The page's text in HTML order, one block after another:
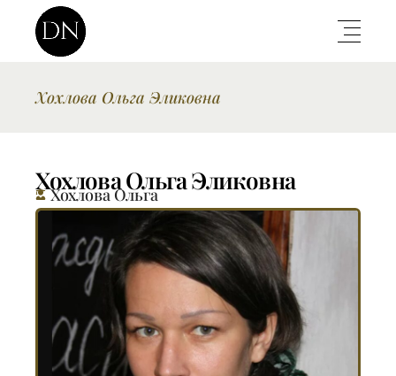
Хохлова Ольга Эликовна
Хохлова Ольга Эликовна
Хохлова Ольга